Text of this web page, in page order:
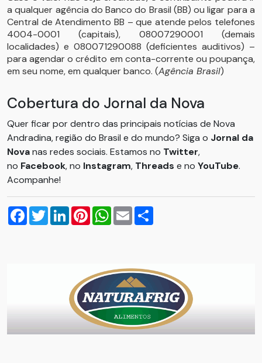
a qualquer agência do Banco do Brasil (BB) ou ligar para a
Central de Atendimento BB – que atende pelos telefones
4004-0001 (capitais), 08007290001 (demais
localidades) e 080071290088 (deficientes auditivos) –
para agendar o crédito em conta-corrente ou poupança,
em seu nome, em qualquer banco. (Agência Brasil)
Cobertura do Jornal da Nova
Quer ficar por dentro das principais notícias de Nova
Andradina, região do Brasil e do mundo? Siga o Jornal da
Novanas redes sociais. Estamos no Twitter,
no Facebook, no Instagram, Threads e no YouTube.
Acompanhe!
Facebook
TwitterLinkedInPinterestWhatsApp
Email